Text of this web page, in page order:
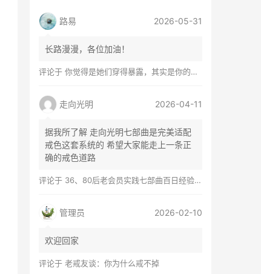
路易 2026-05-31
长路漫漫，各位加油！
评论于 你觉得是她们穿得暴露，其实是你的心在着火
走向光明 2026-04-11
据我所了解 走向光明七部曲是完美适配
戒色这套系统的 希望大家能走上一条正
确的戒色道路
评论于 36、80后老会员实践七部曲百日经验谈兼苦口忠言
管理员 2026-02-10
欢迎回家
评论于 老戒友谈：你为什么戒不掉